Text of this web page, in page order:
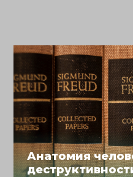
Анатомия